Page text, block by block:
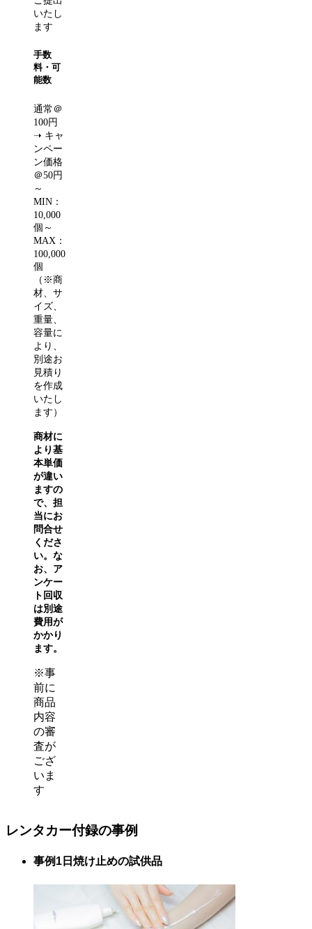
いたし
ます
手数
料・可
能数
通常＠
100円
➝ キャ
ンペー
ン価格
＠50円
～
MIN：
10,000
個～
MAX：
100,000
個
（※商
材、サ
イズ、
重量、
容量に
より、
別途お
見積り
を作成
いたし
ます）
商材に
より基
本単価
が違い
ますの
で、担
当にお
問合せ
くださ
い。な
お、ア
ンケー
ト回収
は別途
費用が
かかり
ます。
※事
前に
商品
内容
の審
査が
ござ
いま
す
レンタカー付録の事例
事例1 日焼け止めの試供品